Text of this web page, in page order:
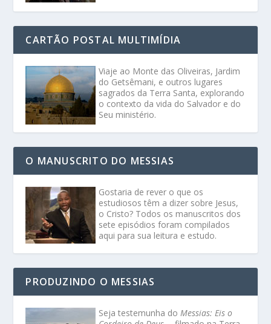
CARTÃO POSTAL MULTIMÍDIA
Viaje ao Monte das Oliveiras, Jardim
do Getsêmani, e outros lugares
sagrados da Terra Santa, explorando
o contexto da vida do Salvador e do
Seu ministério.
O MANUSCRITO DO MESSIAS
Gostaria de rever o que os
estudiosos têm a dizer sobre Jesus,
o Cristo? Todos os manuscritos dos
sete episódios foram compilados
aqui para sua leitura e estudo.
PRODUZINDO O MESSIAS
Seja testemunha doMessias: Eis o